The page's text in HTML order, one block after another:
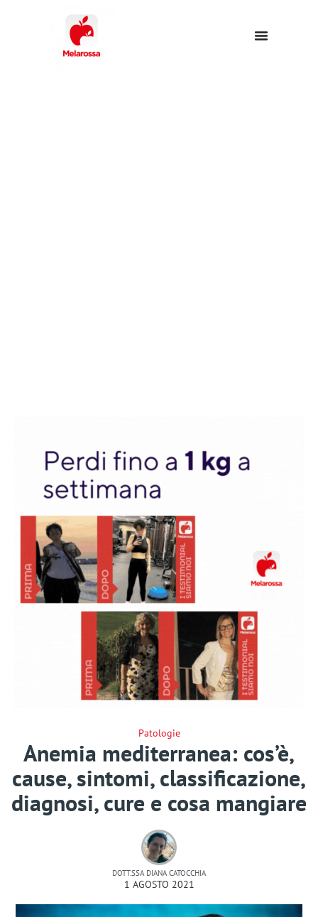
Patologie
Anemia mediterranea: cos’è,
cause, sintomi, classificazione,
diagnosi, cure e cosa mangiare
DOTT.SSA DIANA CATOCCHIA
1 AGOSTO 2021